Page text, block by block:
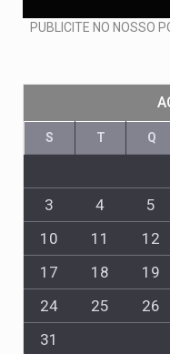
PUBLICITE NO NOSSO
S T Q
3
4 5
10
11 12
17
18 19
24
25 26
31